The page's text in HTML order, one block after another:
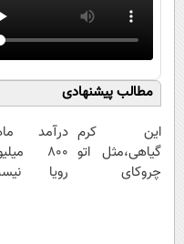
مطالب پیشنهادی
این کرم
گیاهی،مثل اتو
چروکای
درآمد
800
رویا